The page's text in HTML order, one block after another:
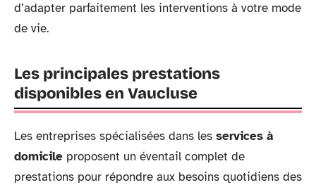
d’adapter parfaitement les interventions à votre mode
de vie.
Les principales prestations
disponibles en Vaucluse
Les entreprises spécialisées dans les services à
domicile proposent un éventail complet de
prestations pour répondre aux besoins quotidiens des